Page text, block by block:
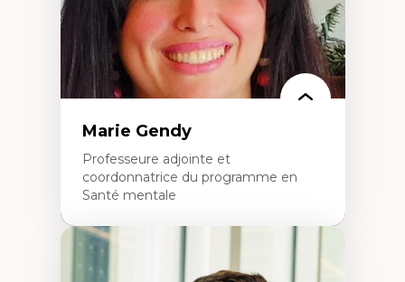
Marie Gendy
Professeure adjointe et
coordonnatrice du programme en
Santé mentale
Expertises